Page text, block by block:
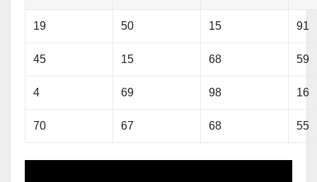
19 50 15 91
45 15 68 59
4 69 98 16
70 67 68 55